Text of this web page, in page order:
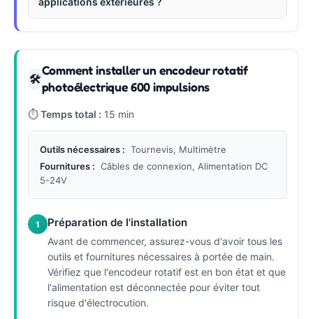
🛠
Comment installer un encodeur rotatif
photoélectrique 600 impulsions
⏱Temps total : 15 min
Outils nécessaires : Tournevis, Multimètre
Fournitures : Câbles de connexion, Alimentation DC
5-24V
1 Préparation de l'installation
Avant de commencer, assurez-vous d'avoir tous les
outils et fournitures nécessaires à portée de main.
Vérifiez que l'encodeur rotatif est en bon état et que
l'alimentation est déconnectée pour éviter tout
risque d'électrocution.